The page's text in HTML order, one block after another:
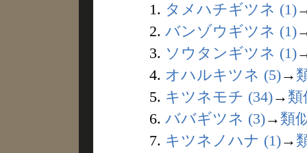
1. タメハチギツネ (1)
2. バンゾウギツネ (1)
3. ソウタンギツネ (1)
4. オハルキツネ (5)→
5. キツネモチ (34)→ 類
6. ババギツネ (3)→ 類
7. キツネノハナ (1)→